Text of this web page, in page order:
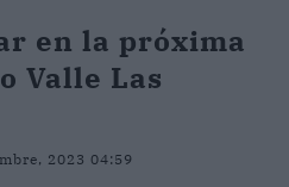
en la próxima
Valle Las
2023 04:59